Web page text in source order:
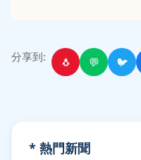
分享到: 🐧 💬 🐦
* 熱門新聞